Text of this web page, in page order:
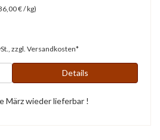
€ / kg)
zzgl. Versandkosten*
Details
März wieder lieferbar !